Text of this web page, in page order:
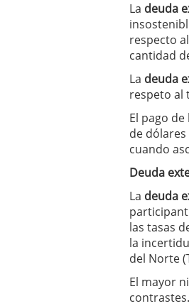
La deuda
respecto
cantidad
La deuda
respeto al
El pago
de
cuando
Deuda
La deuda
las tasas
la
del Norte
El mayor
contrastes.